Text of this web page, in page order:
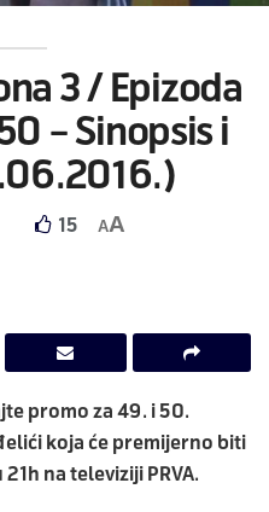
3 / Epizoda
– Sinopsis i
15 AA
promo za 49. i 50.
koja će premijerno biti
na televiziji PRVA.